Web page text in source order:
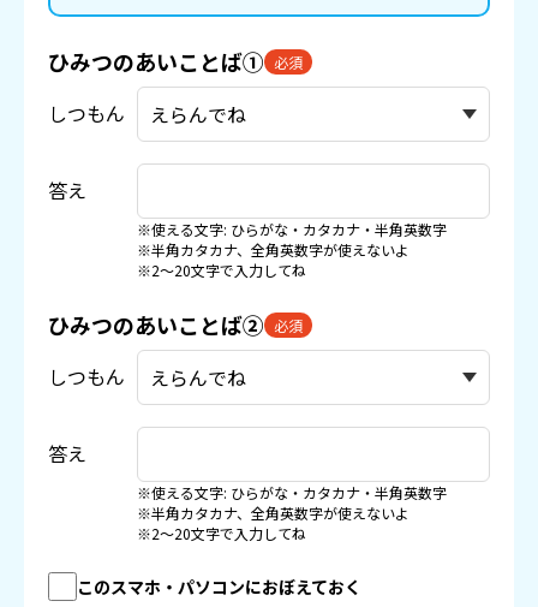
ひみつのあいことば① 必須
しつもん
答え
※使える文字: ひらがな・カタカナ・半角英数字
※半角カタカナ、全角英数字が使えないよ
※2〜20文字で入力してね
ひみつのあいことば② 必須
しつもん
答え
※使える文字: ひらがな・カタカナ・半角英数字
※半角カタカナ、全角英数字が使えないよ
※2〜20文字で入力してね
このスマホ・パソコンにおぼえておく